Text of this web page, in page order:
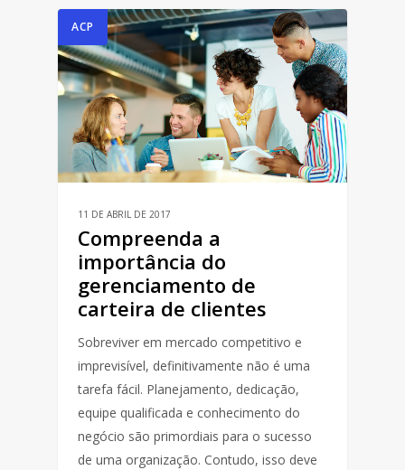
ACP
11 DE ABRIL DE 2017
Compreenda a
importância do
gerenciamento de
carteira de clientes
Sobreviver em mercado competitivo e
imprevisível, definitivamente não é uma
tarefa fácil. Planejamento, dedicação,
equipe qualificada e conhecimento do
negócio são primordiais para o sucesso
de uma organização. Contudo, isso deve